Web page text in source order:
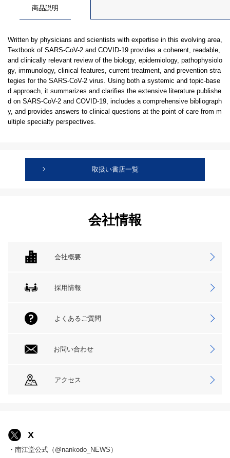
商品説明
Written by physicians and scientists with expertise in this evolving area,
Textbook of SARS-CoV-2 and COVID-19 provides a coherent, readable,
and clinically relevant review of the biology, epidemiology, pathophysiolo
gy, immunology, clinical features, current treatment, and prevention stra
tegies for the SARS-CoV-2 virus. Using both a systemic and topic-base
d approach, it summarizes and clarifies the extensive literature publishe
d on SARS-CoV-2 and COVID-19, includes a comprehensive bibliograph
y, and provides answers to clinical questions at the point of care from m
ultiple specialty perspectives.
取扱い書店一覧
会社情報
会社概要
採用情報
よくあるご質問
お問い合わせ
アクセス
X
・南江堂公式（@nankodo_NEWS）